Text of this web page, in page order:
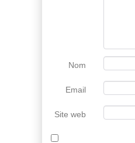
Nom
Email
Site web